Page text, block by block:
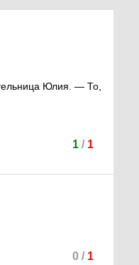
Юлия. — То,
1/ 1
0 / 1